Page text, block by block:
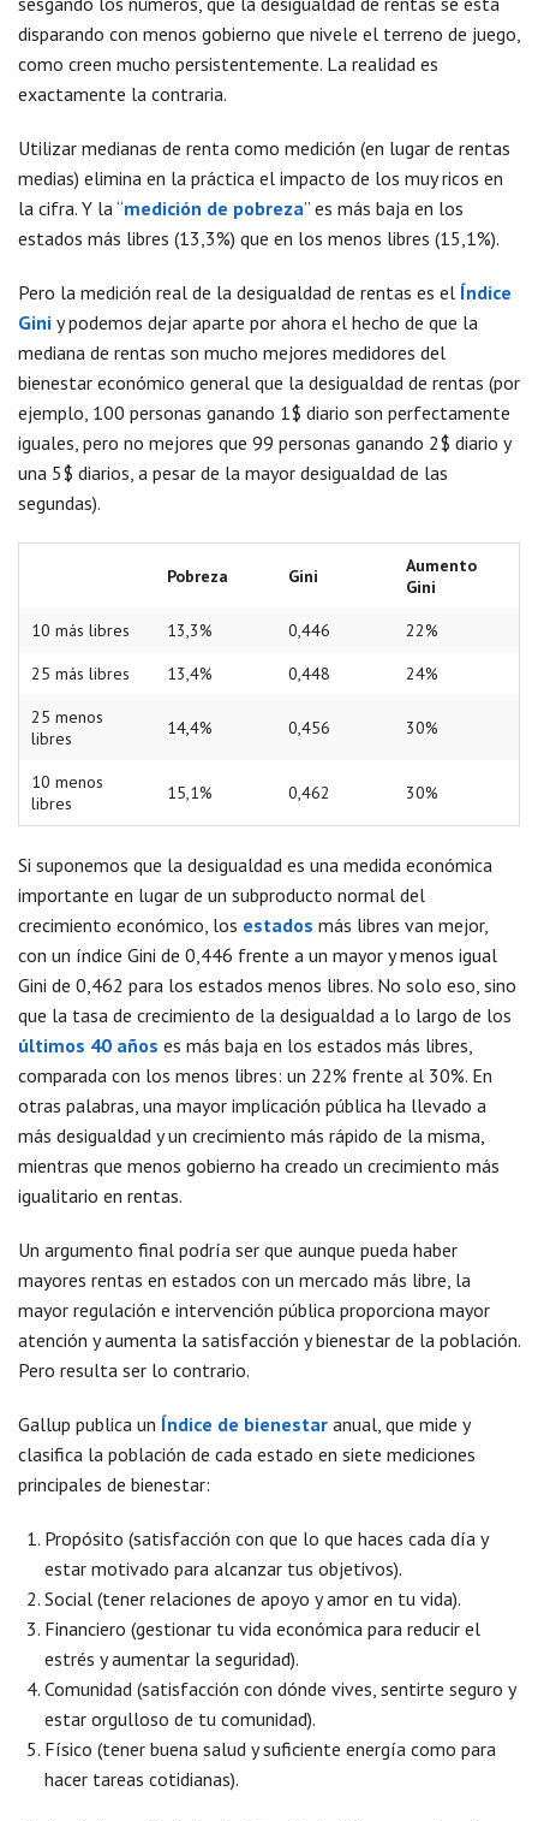
disparando con menos gobierno que nivele el terreno de juego,
como creen mucho persistentemente. La realidad es
exactamente la contraria.
Utilizar medianas de renta como medición (en lugar de rentas
medias) elimina en la práctica el impacto de los muy ricos en
la cifra. Y la “medición de pobreza” es más baja en los
estados más libres (13,3%) que en los menos libres (15,1%).
Pero la medición real de la desigualdad de rentas es el Índice
Gini y podemos dejar aparte por ahora el hecho de que la
mediana de rentas son mucho mejores medidores del
bienestar económico general que la desigualdad de rentas (por
ejemplo, 100 personas ganando 1$ diario son perfectamente
iguales, pero no mejores que 99 personas ganando 2$ diario y
una 5$ diarios, a pesar de la mayor desigualdad de las
segundas).
Pobreza Gini
Aumento
Gini
10 más libres
13,3% 0,446
22%
25 más libres
13,4% 0,448
24%
25 menos
libres
14,4% 0,456 30%
10 menos
libres
15,1% 0,462 30%
Si suponemos que la desigualdad es una medida económica
importante en lugar de un subproducto normal del
crecimiento económico, los estados más libres van mejor,
con un índice Gini de 0,446 frente a un mayor y menos igual
Gini de 0,462 para los estados menos libres. No solo eso, sino
que la tasa de crecimiento de la desigualdad a lo largo de los
últimos 40 años es más baja en los estados más libres,
comparada con los menos libres: un 22% frente al 30%. En
otras palabras, una mayor implicación pública ha llevado a
más desigualdad y un crecimiento más rápido de la misma,
mientras que menos gobierno ha creado un crecimiento más
igualitario en rentas.
Un argumento final podría ser que aunque pueda haber
mayores rentas en estados con un mercado más libre, la
mayor regulación e intervención pública proporciona mayor
atención y aumenta la satisfacción y bienestar de la población.
Pero resulta ser lo contrario.
Gallup publica un Índice de bienestar anual, que mide y
clasifica la población de cada estado en siete mediciones
principales de bienestar:
Propósito (satisfacción con que lo que haces cada día y
estar motivado para alcanzar tus objetivos).
Social (tener relaciones de apoyo y amor en tu vida).
Financiero (gestionar tu vida económica para reducir el
estrés y aumentar la seguridad).
Comunidad (satisfacción con dónde vives, sentirte seguro y
estar orgulloso de tu comunidad).
Físico (tener buena salud y suficiente energía como para
hacer tareas cotidianas).